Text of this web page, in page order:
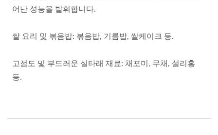
어난 성능을 발휘합니다.
쌀 요리 및 볶음밥: 볶음밥, 기름밥, 쌀케이크 등.
고점도 및 부드러운 실타래 재료: 채포미, 무채, 설리홍
등.